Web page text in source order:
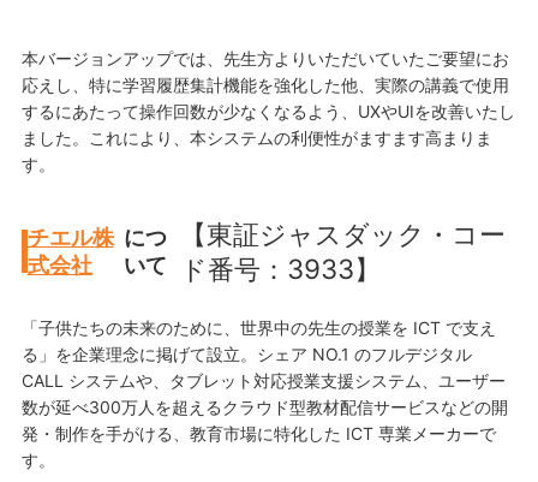
本バージョンアップでは、先生方よりいただいていたご要望にお
応えし、特に学習履歴集計機能を強化した他、実際の講義で使用
するにあたって操作回数が少なくなるよう、UXやUIを改善いたし
ました。これにより、本システムの利便性がますます高まりま
す。
チエル株
式会社
につ
いて
【東証ジャスダック・コー
ド番号：3933】
「子供たちの未来のために、世界中の先生の授業を ICT で支え
る」を企業理念に掲げて設立。シェア NO.1 のフルデジタル
CALL システムや、タブレット対応授業支援システム、ユーザー
数が延べ300万人を超えるクラウド型教材配信サービスなどの開
発・制作を手がける、教育市場に特化した ICT 専業メーカーで
す。